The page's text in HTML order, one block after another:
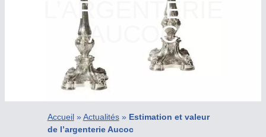
L’ARGENTERIE
AUCOC
Accueil»Actualités» Estimation et valeur
de l’argenterie Aucoc